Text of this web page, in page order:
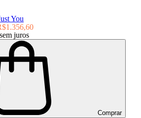
You
sem juros
Comprar